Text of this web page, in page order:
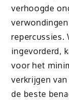
verhoogde
repercussies.
ingevorderd,
voor het
verkrijgen
de beste